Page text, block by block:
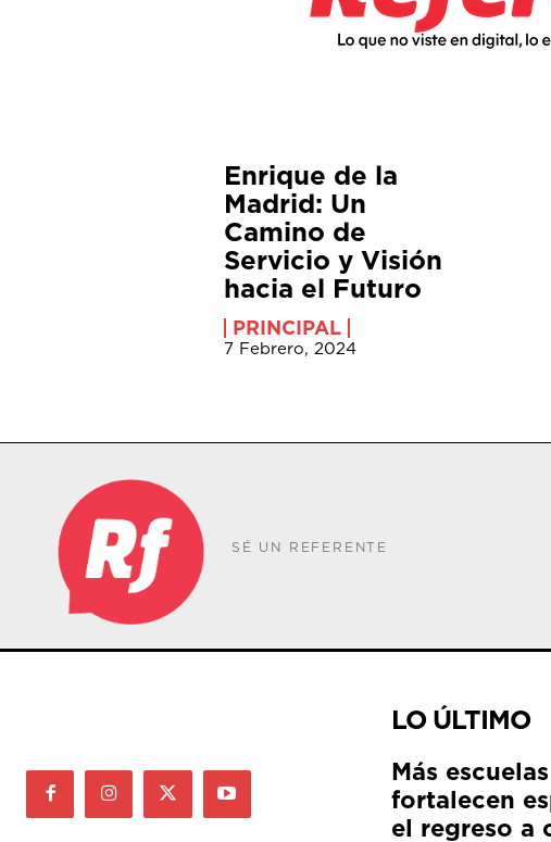
Enrique de la
Madrid: Un
Camino de
Servicio y Visión
hacia el Futuro
PRINCIPAL
7 Febrero, 2024
SÉ UN REFERENTE
LO ÚLTIMO
Más
fortalecen
el regreso a